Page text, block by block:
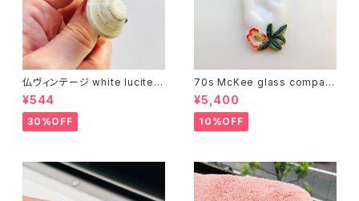
仏ヴィンテージ white lucite c
onfetti 山型イヤリング
¥544
30%OFF
70s McKee glass compan
y ハンドペイントハンド小皿
（赤）
¥5,400
10%OFF